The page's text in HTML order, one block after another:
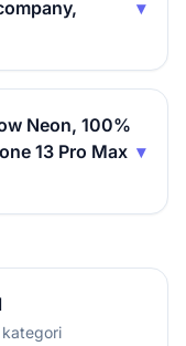
▾
Neon, 100%
13 Pro Max ▾